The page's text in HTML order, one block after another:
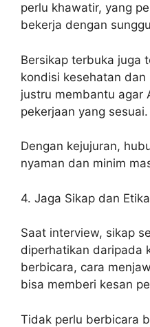
perlu khawatir, yang
bekerja dengan
Bersikap terbuka juga
kondisi kesehatan
justru membantu agar
pekerjaan yang sesuai.
Dengan kejujuran,
nyaman dan minim
4. Jaga Sikap dan
Saat interview, sikap
diperhatikan daripada
berbicara, cara
bisa memberi kesan
Tidak perlu berbicara